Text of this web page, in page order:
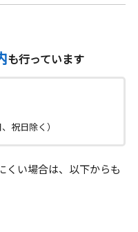
も行っています
祝日除く）
くい場合は、以下からも